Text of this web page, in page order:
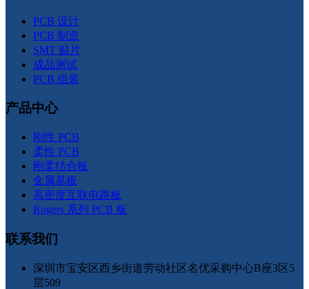
PCB 设计
PCB 制造
SMT 贴片
成品测试
PCB 组装
产品中心
刚性 PCB
柔性 PCB
刚柔结合板
金属基板
高密度互联电路板
Rogers 系列 PCB 板
联系我们
深圳市宝安区西乡街道劳动社区名优采购中心B座3区5
层509